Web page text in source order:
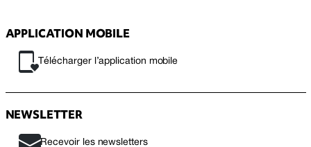
APPLICATION MOBILE
Télécharger l’application mobile
NEWSLETTER
Recevoir les newsletters